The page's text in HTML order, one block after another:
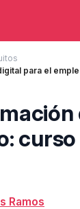
el empleo: curso gratis
Ramos